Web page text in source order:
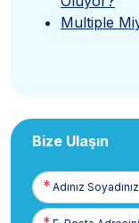
Multiple
Bize Ulaşın
Adınız
Soyadınız
E-